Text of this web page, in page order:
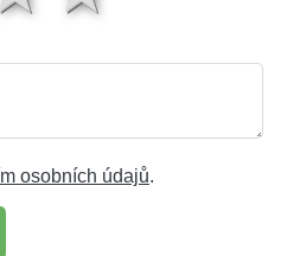
osobních údajů.